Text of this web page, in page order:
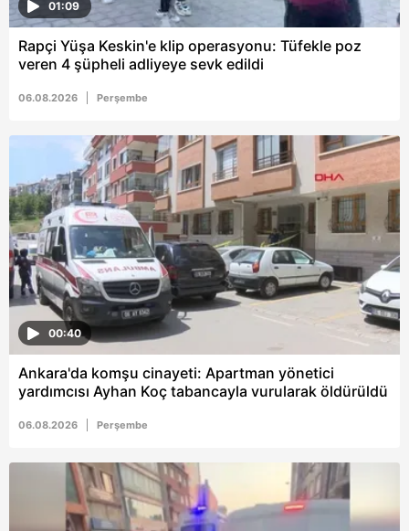
01:09
Rapçi Yüşa Keskin'e klip operasyonu: Tüfekle poz
veren 4 şüpheli adliyeye sevk edildi
06.08.2026 Perşembe
00:40
Ankara'da komşu cinayeti: Apartman yönetici
yardımcısı Ayhan Koç tabancayla vurularak öldürüldü
06.08.2026 Perşembe